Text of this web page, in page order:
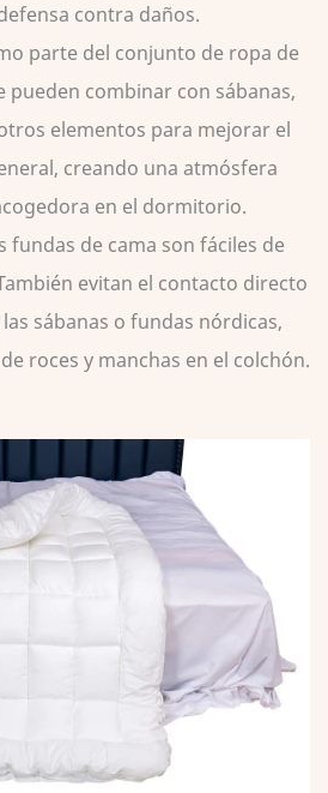
contra daños.
parte del conjunto de ropa de
pueden combinar con sábanas,
elementos para mejorar el
creando una atmósfera
en el dormitorio.
fundas de cama son fáciles de
evitan el contacto directo
sábanas o fundas nórdicas,
roces y manchas en el colchón.